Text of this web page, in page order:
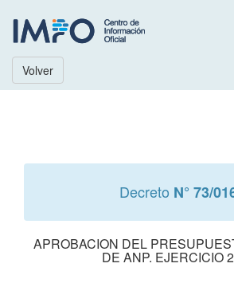
Volver
Decreto N° 73/
APROBACION DEL
DE ANP. EJERCICIO